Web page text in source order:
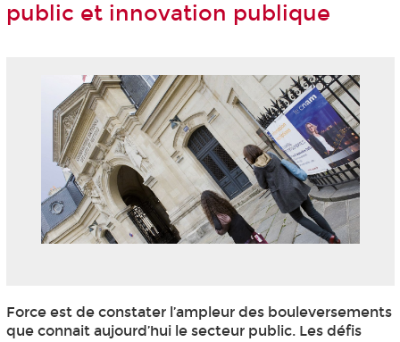
public et innovation publique
Force est de constater l’ampleur des bouleversements
que connait aujourd’hui le secteur public. Les défis